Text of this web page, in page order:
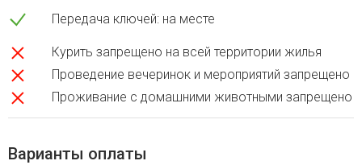
Передача ключей: на месте
Курить запрещено на всей территории жилья
Проведение вечеринок и мероприятий запрещено
Проживание с домашними животными запрещено
Варианты оплаты